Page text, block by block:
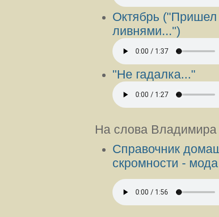
Октябрь
ливнями...")
"Не гадалка..."
На слова
Справочник
скромности -